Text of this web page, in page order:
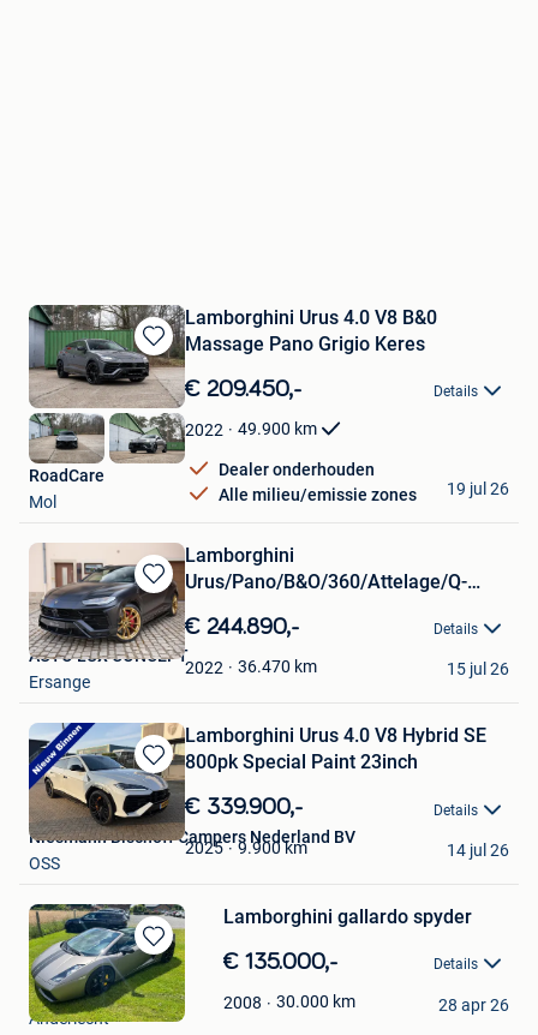
Bewaren
in
Mijn
Favorieten
Lamborghini Urus 4.0 V8 B&0
Massage Pano Grigio Keres
€ 209.450,- Details
2022 49.900 km
Dealer onderhouden
Alle milieu/emissie zones
RoadCare
Mol
19 jul 26
Bewaren
in
Mijn
Favorieten
Lamborghini
Urus/Pano/B&O/360/Attelage/Q-
€ 244.890,- Details
2022 36.470 km
AUTO LUX CONCEPT
Ersange
15 jul 26
Bewaren
in
Mijn
Favorieten
Lamborghini Urus 4.0 V8 Hybrid SE
800pk Special Paint 23inch
€ 339.900,- Details
2025 9.900 km
Niesmann Bischoff Campers Nederland BV
OSS
14 jul 26
Bewaren
in
Mijn
Favorieten
Lamborghini gallardo spyder
€ 135.000,- Details
2008 30.000 km
Christian
Anderlecht
28 apr 26